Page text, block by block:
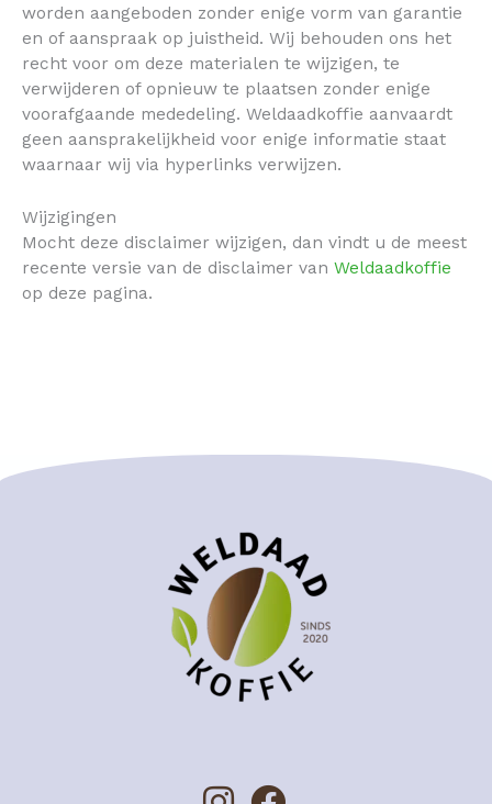
worden aangeboden zonder enige vorm van garantie
en of aanspraak op juistheid. Wij behouden ons het
recht voor om deze materialen te wijzigen, te
verwijderen of opnieuw te plaatsen zonder enige
voorafgaande mededeling. Weldaadkoffie aanvaardt
geen aansprakelijkheid voor enige informatie staat
waarnaar wij via hyperlinks verwijzen.
Wijzigingen
Mocht deze disclaimer wijzigen, dan vindt u de meest
recente versie van de disclaimer van Weldaadkoffie
op deze pagina.